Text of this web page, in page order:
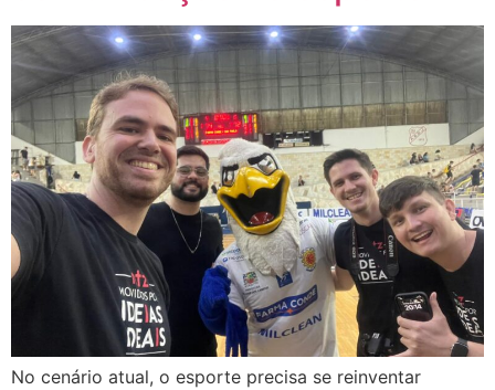
No cenário atual, o esporte precisa se reinventar